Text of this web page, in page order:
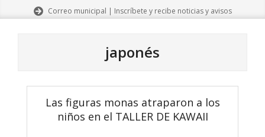
Correo municipal | Inscríbete y recibe noticias y avisos
japonés
Las figuras monas atraparon a los
niños en el TALLER DE KAWAII